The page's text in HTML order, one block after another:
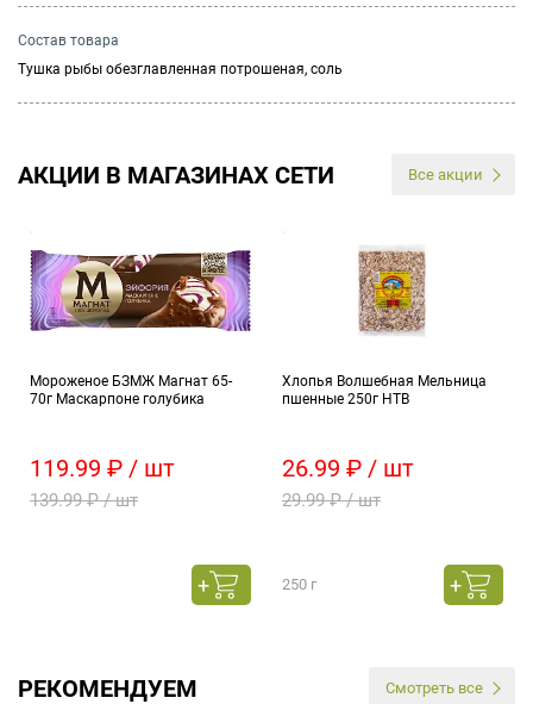
Состав товара
Тушка рыбы обезглавленная потрошеная, соль
АКЦИИ В МАГАЗИНАХ СЕТИ Все акции
Мороженое БЗМЖ Магнат 65-
70г Маскарпоне голубика
119.99 ₽ / шт
139.99 ₽ / шт
Хлопья Волшебная Мельница
пшенные 250г НТВ
26.99 ₽ / шт
29.99 ₽ / шт
250 г
РЕКОМЕНДУЕМ Смотреть все